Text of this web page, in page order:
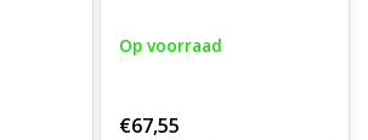
Op voorraad
€67,55